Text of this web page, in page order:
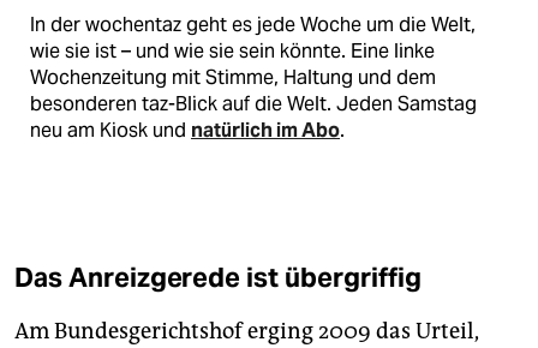
In der wochentaz geht es jede Woche um die Welt,
wie sie ist – und wie sie sein könnte. Eine linke
Wochenzeitung mit Stimme, Haltung und dem
besonderen taz-Blick auf die Welt. Jeden Samstag
neu am Kiosk und natürlich im Abo.
Das Anreizgerede ist übergriffig
Am Bundesgerichtshof erging 2009 das Urteil,